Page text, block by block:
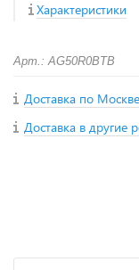
Характеристики
Арт.: AG50R0BTB
Доставка по
Доставка в другие